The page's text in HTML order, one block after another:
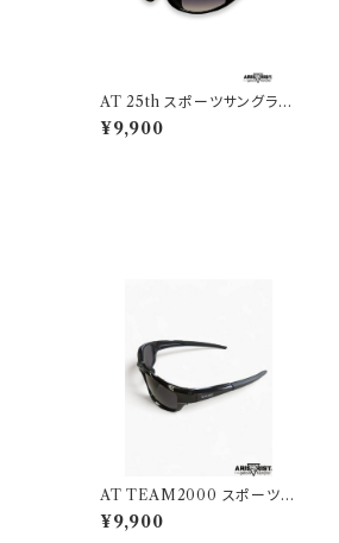
AT 25th スポーツサングラス
TYPE30
¥9,900
AT TEAM2000 スポーツサ
ングラスTYPE31
¥9,900